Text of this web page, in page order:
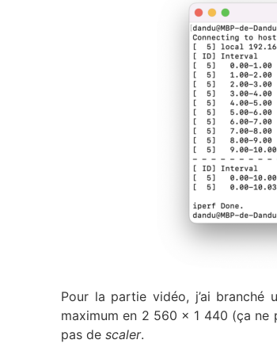
Pour la partie vidéo, j’ai branché
maximum en 2 560 x 1 440 (ça ne
pas de scaler.